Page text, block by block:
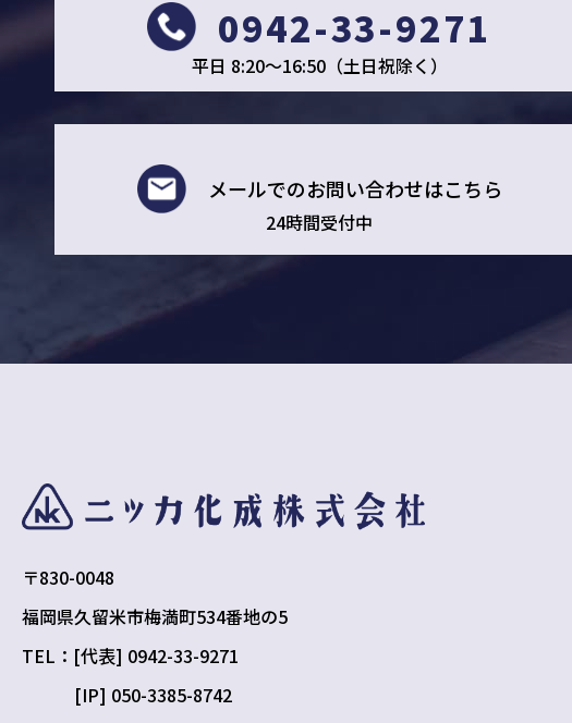
0942-33-9271
平日 8:20～16:50（土日祝除く）
メールでのお問い合わせはこちら
24時間受付中
〒830-0048
福岡県久留米市梅満町534番地の5
TEL：[代表] 0942-33-9271
[IP] 050-3385-8742